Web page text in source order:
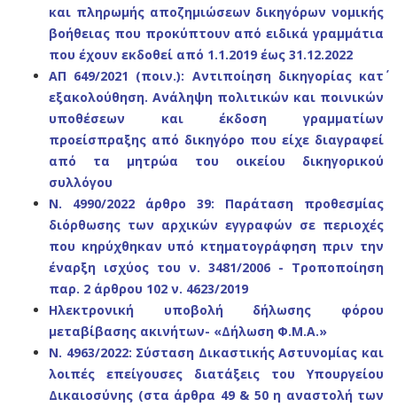
και πληρωμής αποζημιώσεων δικηγόρων νομικής
βοήθειας που προκύπτουν από ειδικά γραμμάτια
που έχουν εκδοθεί από 1.1.2019 έως 31.12.2022
AΠ 649/2021 (ποιν.): Αντιποίηση δικηγορίας κατ΄
εξακολούθηση. Ανάληψη πολιτικών και ποινικών
υποθέσεων και έκδοση γραμματίων
προείσπραξης από δικηγόρο που είχε διαγραφεί
από τα μητρώα του οικείου δικηγορικού
συλλόγου
Ν. 4990/2022 άρθρο 39: Παράταση προθεσμίας
διόρθωσης των αρχικών εγγραφών σε περιοχές
που κηρύχθηκαν υπό κτηματογράφηση πριν την
έναρξη ισχύος του ν. 3481/2006 - Τροποποίηση
παρ. 2 άρθρου 102 ν. 4623/2019
Ηλεκτρονική υποβολή δήλωσης φόρου
μεταβίβασης ακινήτων- «Δήλωση Φ.Μ.Α.»
N. 4963/2022: Σύσταση Δικαστικής Αστυνομίας και
λοιπές επείγουσες διατάξεις του Υπουργείου
Δικαιοσύνης (στα άρθρα 49 & 50 η αναστολή των